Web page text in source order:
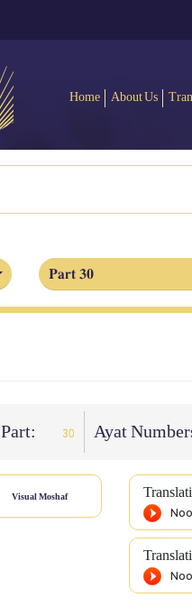
Home About Us
Part 30
Part: 30 Ayat
Visual Moshaf